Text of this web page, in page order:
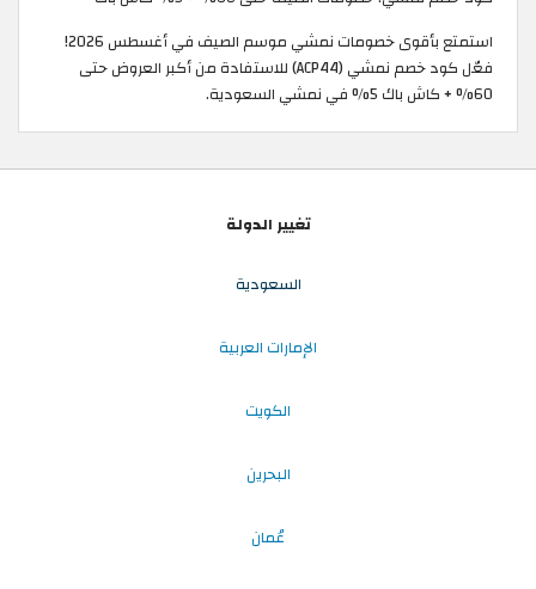
استمتع بأقوى خصومات نمشي موسم الصيف في أغسطس 2026!
فعّل كود خصم نمشي (ACP44) للاستفادة من أكبر العروض حتى
60% + كاش باك 5% في نمشي السعودية.
تغيير الدولة
السعودية
الإمارات العربية
الكويت
البحرين
عُمان